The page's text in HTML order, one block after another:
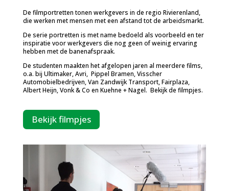
De filmportretten tonen werkgevers in de regio Rivierenland,
die werken met mensen met een afstand tot de arbeidsmarkt.
De serie portretten is met name bedoeld als voorbeeld en ter
inspiratie voor werkgevers die nog geen of weinig ervaring
hebben met de banenafspraak.
De studenten maakten het afgelopen jaren al meerdere films,
o.a. bij Ultimaker, Avri, Pippel Bramen, Visscher
Automobielbedrijven, Van Zandwijk Transport, Fairplaza,
Albert Heijn, Vonk & Co en Kuehne + Nagel. Bekijk de filmpjes.
Bekijk filmpjes